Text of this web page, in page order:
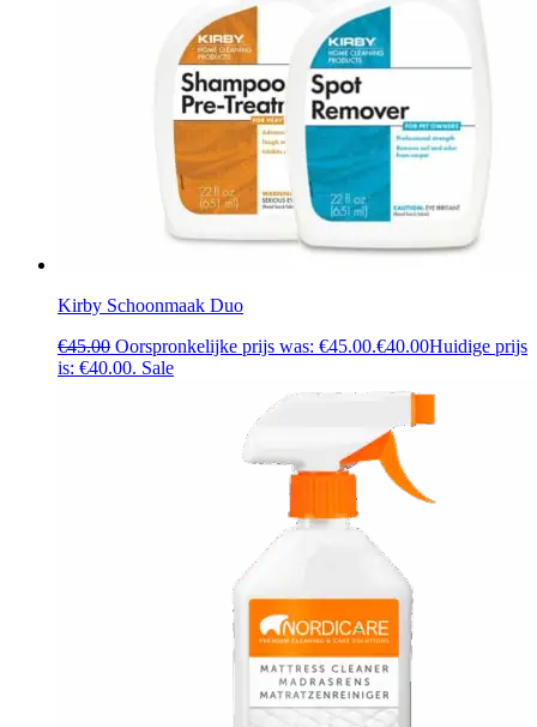
Kirby Schoonmaak Duo
€45.00 Oorspronkelijke prijs was: €45.00.€40.00Huidige prijs
is: €40.00. Sale